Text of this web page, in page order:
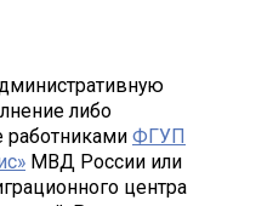
либо
работниками ФГУП
МВД России или
центра